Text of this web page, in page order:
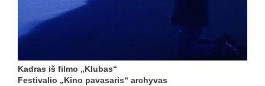
Kadras iš filmo „Klubas“
Festivalio „Kino pavasaris“ archyvas